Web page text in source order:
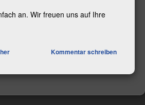
an. Wir freuen uns auf Ihre
Kommentar schreiben